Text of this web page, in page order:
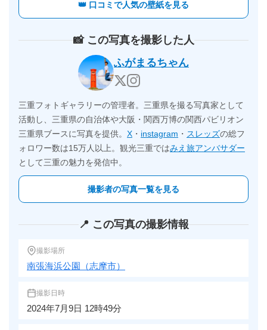
👑 口コミで人気の壁紙を見る
📸 この写真を撮影した人
ふがまるちゃん
三重フォトギャラリーの管理者。三重県を撮る写真家として
活動し、三重県の自治体や大阪・関西万博の関西パビリオン
三重県ブースに写真を提供。 X ・ instagram ・ スレッズの総フ
ォロワー数は15万人以上。観光三重ではみえ旅アンバサダー
として三重の魅力を発信中。
撮影者の写真一覧を見る
📍 この写真の撮影情報
撮影場所
南張海浜公園（志摩市）
撮影日時
2024年7月9日 12時49分